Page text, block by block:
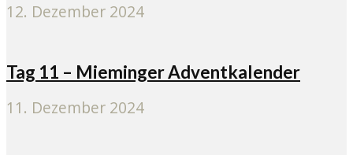
12. Dezember 2024
Tag 11 – Mieminger Adventkalender
11. Dezember 2024